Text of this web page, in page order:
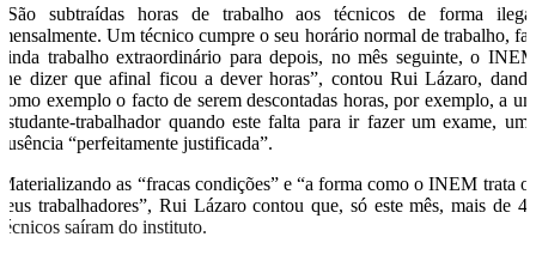
“São subtraídas horas de trabalho aos técnicos de forma ilegal
mensalmente. Um técnico cumpre o seu horário normal de trabalho, faz
ainda trabalho extraordinário para depois, no mês seguinte, o INEM
lhe dizer que afinal ficou a dever horas”, contou Rui Lázaro, dando
como exemplo o facto de serem descontadas horas, por exemplo, a um
estudante-trabalhador quando este falta para ir fazer um exame, uma
ausência “perfeitamente justificada”.
Materializando as “fracas condições” e “a forma como o INEM trata os
seus trabalhadores”, Rui Lázaro contou que, só este mês, mais de 40
técnicos saíram do instituto.